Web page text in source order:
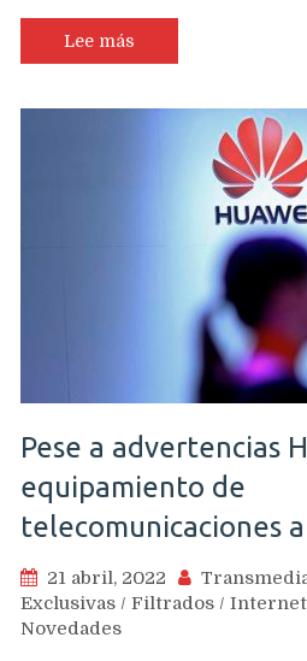
Lee más
Pese a advertencias
equipamiento de
telecomunicaciones
21 abril, 2022
Exclusivas / Filtrados / Internet
Novedades